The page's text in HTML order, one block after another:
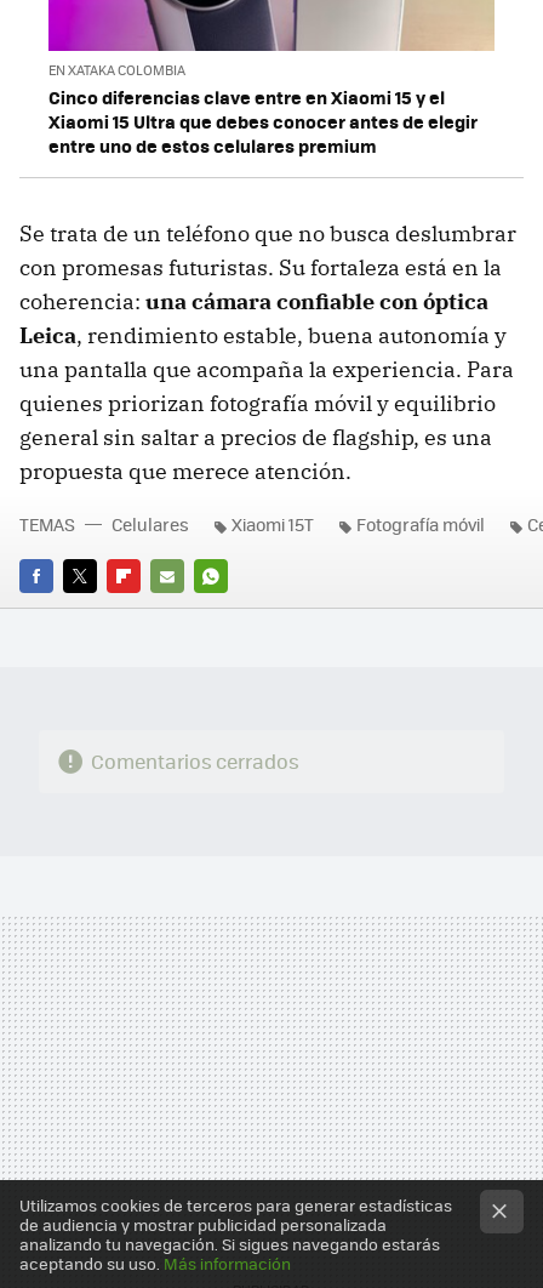
EN XATAKA COLOMBIA
Cinco diferencias clave entre en Xiaomi 15 y el
Xiaomi 15 Ultra que debes conocer antes de elegir
entre uno de estos celulares premium
Se trata de un teléfono que no busca deslumbrar
con promesas futuristas. Su fortaleza está en la
coherencia: una cámara confiable con óptica
Leica, rendimiento estable, buena autonomía y
una pantalla que acompaña la experiencia. Para
quienes priorizan fotografía móvil y equilibrio
general sin saltar a precios de flagship, es una
propuesta que merece atención.
FACEBOOK
TWITTERFLIPBOARD
E-
WHATSAPP
TEMAS Celulares Xiaomi 15T Fotografía móvil
Comentarios cerrados
Utilizamos cookies de terceros para generar estadísticas
de audiencia y mostrar publicidad personalizada
analizando tu navegación. Si sigues navegando estarás
aceptando su uso. Más información